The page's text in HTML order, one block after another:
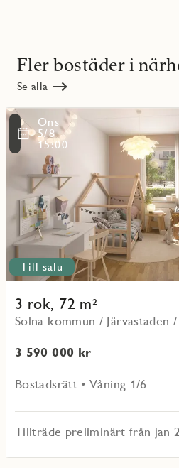
Fler bostäder i
Se alla
Till salu
3 rok, 72 m²
Solna kommun / Järvastaden
3 590 000 kr
Bostadsrätt • Våning 1/6
Tillträde preliminärt från jan
Ons
5/8
15:00
Läs
mer
objekt